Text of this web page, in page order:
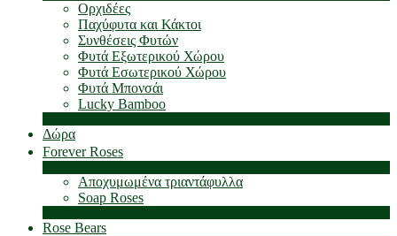
Ορχιδέες
Παχύφυτα και Κάκτοι
Συνθέσεις Φυτών
Φυτά Εξωτερικού Χώρου
Φυτά Εσωτερικού Χώρου
Φυτά Μπονσάι
Lucky Bamboo
Δώρα
Forever Roses
Αποχυμωμένα τριαντάφυλλα
Soap Roses
Rose Βears